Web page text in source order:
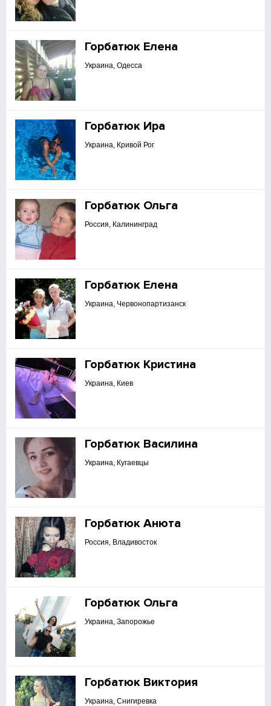
Горбатюк Елена
Украина, Одесса
Горбатюк Ира
Украина, Кривой Рог
Горбатюк Ольга
Россия, Калининград
Горбатюк Елена
Украина, Червонопартизанск
Горбатюк Кристина
Украина, Киев
Горбатюк Василина
Украина, Кугаевцы
Горбатюк Анюта
Россия, Владивосток
Горбатюк Ольга
Украина, Запорожье
Горбатюк Виктория
Украина, Снигиревка